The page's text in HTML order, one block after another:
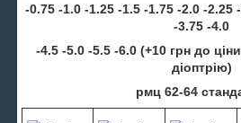
-0.75 -1.0 -1.25 -1.5 -1.75 -2.0 -2.25
-3.75 -4.0
-4.5 -5.0 -5.5 -6.0 (+10 грн до
діоптрію)
рмц 62-64